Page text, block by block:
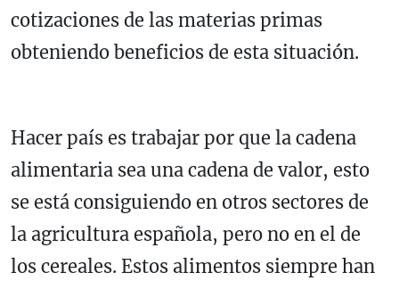
cotizaciones de las materias primas
obteniendo beneficios de esta situación.
Hacer país es trabajar por que la cadena
alimentaria sea una cadena de valor, esto
se está consiguiendo en otros sectores de
la agricultura española, pero no en el de
los cereales. Estos alimentos siempre han